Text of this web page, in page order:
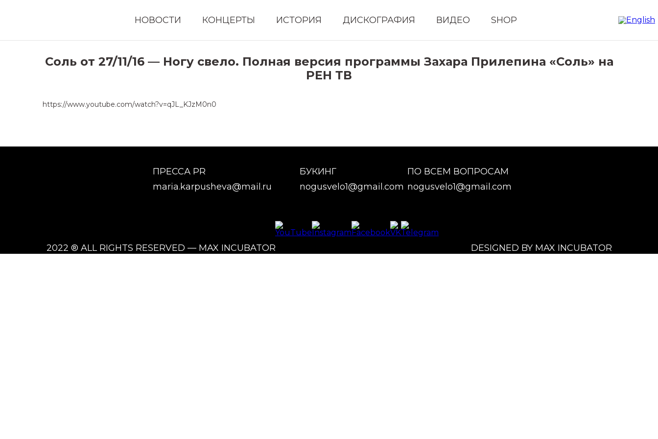
НОВОСТИ КОНЦЕРТЫ ИСТОРИЯ ДИСКОГРАФИЯ ВИДЕО SHOP
Соль от 27/11/16 — Ногу свело. Полная версия программы Захара Прилепина «Соль» на
РЕН ТВ
https://www.youtube.com/watch?v=qJL_KJzM0n0
ПРЕССА PR
maria.karpusheva@mail.ru
БУКИНГ
nogusvelo1@gmail.com
ПО ВСЕМ ВОПРОСАМ
nogusvelo1@gmail.com
2022 ® ALL RIGHTS RESERVED — MAX INCUBATOR DESIGNED BY MAX INCUBATOR